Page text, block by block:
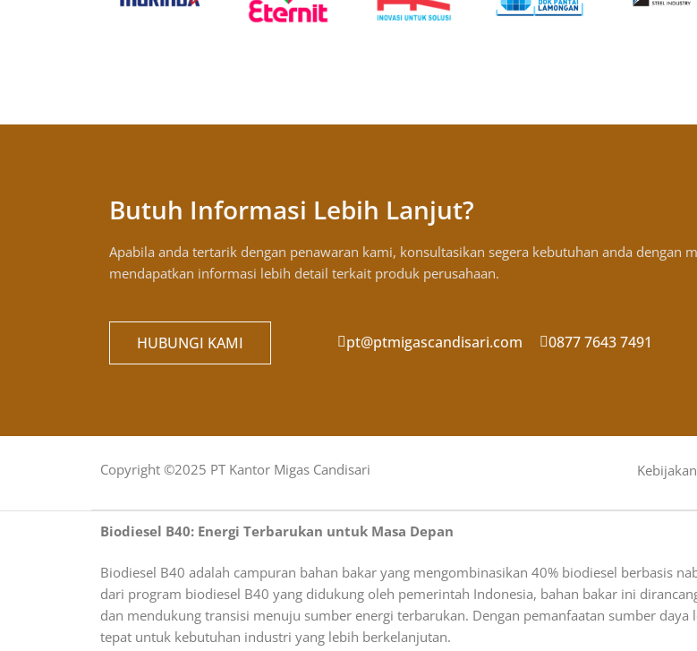
Butuh Informasi Lebih Lanjut?
Apabila anda tertarik dengan penawaran kami, konsultasikan segera kebutuhan anda dengan
mendapatkan informasi lebih detail terkait produk perusahaan.
HUBUNGI KAMI pt@ptmigascandisari.com 0877 7643 7491
Copyright ©2025 PT Kantor Migas Candisari
Biodiesel B40: Energi Terbarukan untuk Masa Depan
Biodiesel B40 adalah campuran bahan bakar yang mengombinasikan 40% biodiesel berbasis
dari program biodiesel B40 yang didukung oleh pemerintah Indonesia, bahan bakar ini
dan mendukung transisi menuju sumber energi terbarukan. Dengan pemanfaatan sumber
tepat untuk kebutuhan industri yang lebih berkelanjutan.